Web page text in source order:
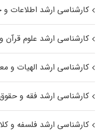
کارشناسی ارشد اطلاعات
کارشناسی ارشد علوم
کارشناسی ارشد الهیات
کارشناسی ارشد فقه و
کارشناسی ارشد فلسفه و